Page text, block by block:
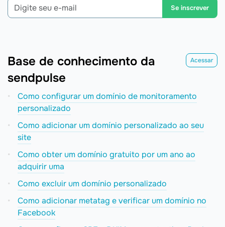
Se inscrever
Base de conhecimento da
sendpulse
Acessar
Como configurar um domínio de monitoramento
personalizado
Como adicionar um domínio personalizado ao seu
site
Como obter um domínio gratuito por um ano ao
adquirir uma
Como excluir um domínio personalizado
Como adicionar metatag e verificar um domínio no
Facebook